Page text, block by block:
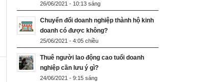
26/06/2021 - 10:13 sáng
Chuyển đổi doanh nghiệp thành hộ kinh
doanh có được không?
25/06/2021 - 4:05 chiều
Thuê người lao động cao tuổi doanh
nghiệp cần lưu ý gì?
24/06/2021 - 9:15 sáng